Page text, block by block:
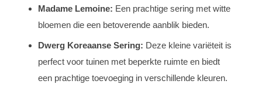
Madame Lemoine: Een prachtige sering met witte
bloemen die een betoverende aanblik bieden.
Dwerg Koreaanse Sering: Deze kleine variëteit is
perfect voor tuinen met beperkte ruimte en biedt
een prachtige toevoeging in verschillende kleuren.